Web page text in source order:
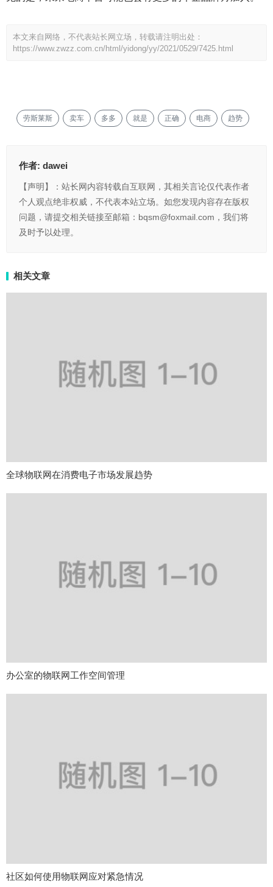
本文来自网络，不代表站长网立场，转载请注明出处：
https://www.zwzz.com.cn/html/yidong/yy/2021/0529/7425.html
劳斯莱斯 卖车 多多 就是 正确 电商 趋势
作者: dawei
【声明】：站长网内容转载自互联网，其相关言论仅代表作者
个人观点绝非权威，不代表本站立场。如您发现内容存在版权
问题，请提交相关链接至邮箱：bqsm@foxmail.com，我们将
及时予以处理。
相关文章
全球物联网在消费电子市场发展趋势
办公室的物联网工作空间管理
社区如何使用物联网应对紧急情况